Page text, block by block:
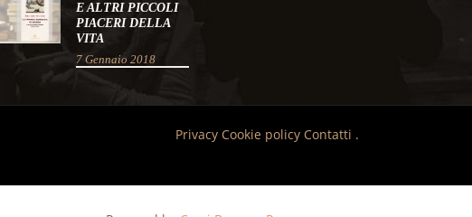
E ALTRI PICCOLI
PIACERI DELLA
VITA
7 Gennaio 2018
Privacy Cookie policy Contatti .